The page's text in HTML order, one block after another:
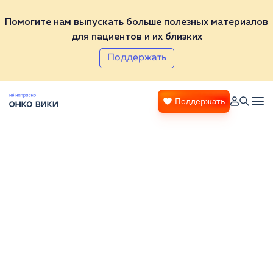
Помогите нам выпускать больше полезных материалов
для пациентов и их близких
Поддержать
Поддержать